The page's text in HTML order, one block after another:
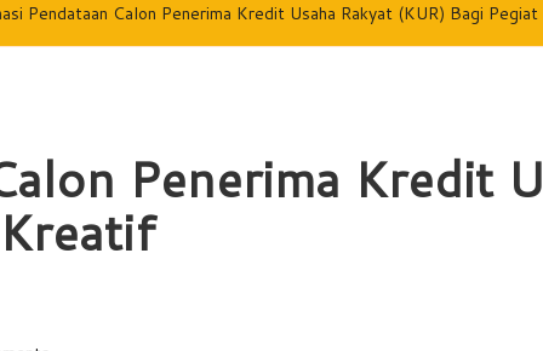
Pendataan Calon Penerima Kredit Usaha Rakyat (KUR) Bagi
Penerima Kredit